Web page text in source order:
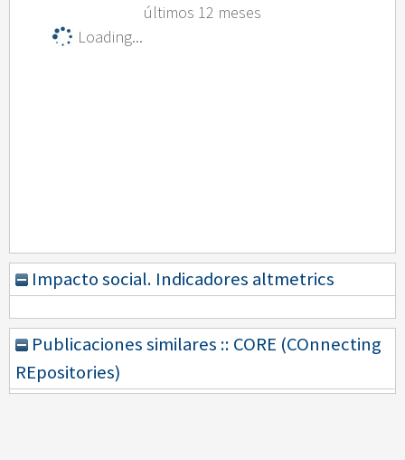
últimos 12 meses
Loading...
Impacto social. Indicadores altmetrics
Publicaciones similares :: CORE (COnnecting
REpositories)